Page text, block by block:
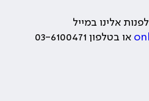
אלינו במייל
או בטלפון 03-6100471